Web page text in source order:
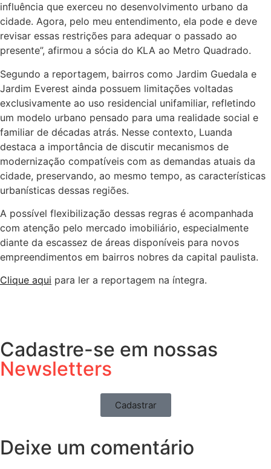
influência que exerceu no desenvolvimento urbano da
cidade. Agora, pelo meu entendimento, ela pode e deve
revisar essas restrições para adequar o passado ao
presente”, afirmou a sócia do KLA ao Metro Quadrado.
Segundo a reportagem, bairros como Jardim Guedala e
Jardim Everest ainda possuem limitações voltadas
exclusivamente ao uso residencial unifamiliar, refletindo
um modelo urbano pensado para uma realidade social e
familiar de décadas atrás. Nesse contexto, Luanda
destaca a importância de discutir mecanismos de
modernização compatíveis com as demandas atuais da
cidade, preservando, ao mesmo tempo, as características
urbanísticas dessas regiões.
A possível flexibilização dessas regras é acompanhada
com atenção pelo mercado imobiliário, especialmente
diante da escassez de áreas disponíveis para novos
empreendimentos em bairros nobres da capital paulista.
Clique aqui para ler a reportagem na íntegra.
Cadastre-se em nossas
Newsletters
Cadastrar
Deixe um comentário